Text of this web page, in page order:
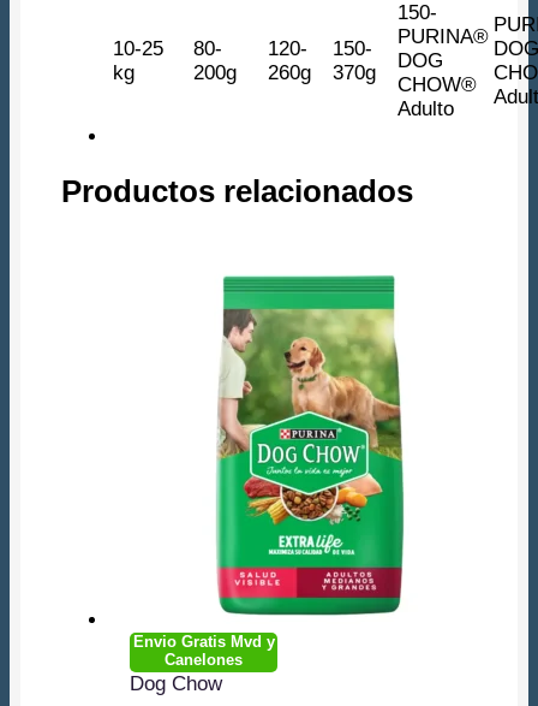
10-25
kg
80-
200g
120-
260g
150-
370g
150-
PURINA®
DOG
CHOW®
Adulto
Productos relacionados
Envio Gratis Mvd y
Canelones
Dog Chow